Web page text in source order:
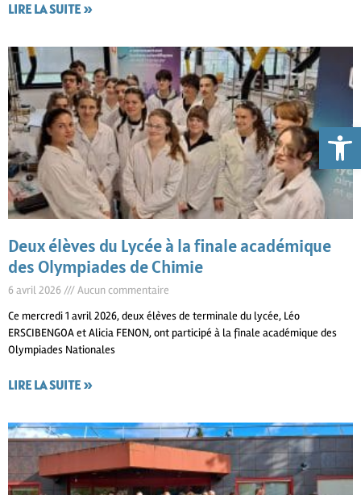
Ouvrir
LIRE LA SUITE »
Deux élèves du Lycée à la finale académique
des Olympiades de Chimie
6 avril 2026
Aucun commentaire
Ce mercredi 1 avril 2026, deux élèves de terminale du lycée, Léo
ERSCIBENGOA et Alicia FENON, ont participé à la finale académique des
Olympiades Nationales
LIRE LA SUITE »